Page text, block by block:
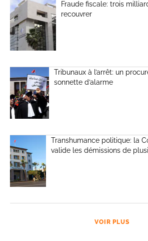
Fraude fiscale: trois
recouvrer
Tribunaux à l’arrêt: un
sonnette d’alarme
Transhumance politique: la
valide les démissions de
VOIR PLUS